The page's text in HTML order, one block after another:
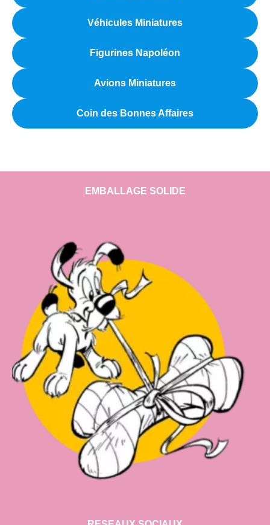
Véhicules Miniatures
Figurines Napoléon
Avions Miniatures
Coin des Bonnes Affaires
EMBALLAGE SOLIDE